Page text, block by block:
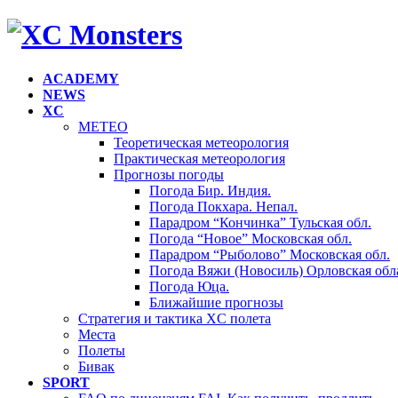
ACADEMY
NEWS
XC
METEO
Теоретическая метеорология
Практическая метеорология
Прогнозы погоды
Погода Бир. Индия.
Погода Покхара. Непал.
Парадром “Кончинка” Тульская обл.
Погода “Новое” Московская обл.
Парадром “Рыболово” Московская обл.
Погода Вяжи (Новосиль) Орловская
Погода Юца.
Ближайшие прогнозы
Стратегия и тактика XC полета
Места
Полеты
Бивак
SPORT